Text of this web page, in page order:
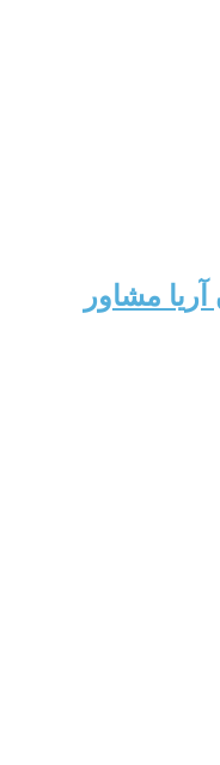
مشاور